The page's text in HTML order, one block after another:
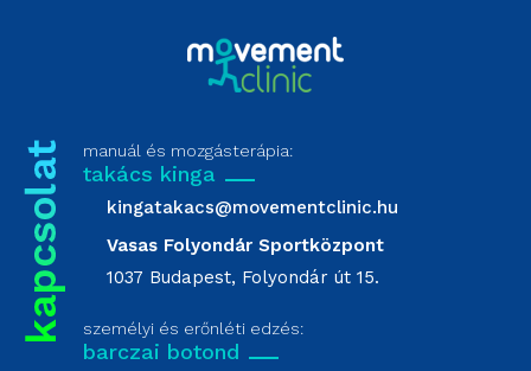
manuál és mozgásterápia:
takács kinga
kingatakacs@movementclinic.hu
Vasas Folyondár Sportközpont
1037 Budapest, Folyondár út 15.
személyi és erőnléti edzés:
barczai botond